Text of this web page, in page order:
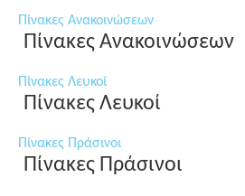
Πίνακες Ανακοινώσεων
Πίνακες Ανακοινώσεων
Πίνακες Λευκοί
Πίνακες Λευκοί
Πίνακες Πράσινοι
Πίνακες Πράσινοι